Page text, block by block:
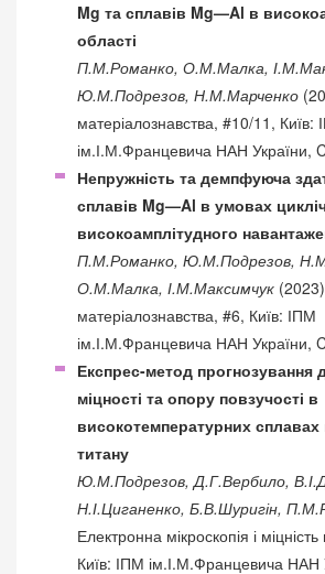
Mg та сплавів Mg—Al в
області
П.М.Романко, О.М.Малка,
Ю.М.Подрезов, Н.М.Марченко
матеріалознавства, #10/11, Київ:
ім.І.М.Францевича НАН України,
Непружність та демпфуюча
сплавів Mg—Al в умовах
високоамплітудного
П.М.Романко, Ю.М.Подрезов,
О.М.Малка, І.М.Максимчук
матеріалознавства, #6, Київ: ІПМ
ім.І.М.Францевича НАН України,
Експрес-метод прогнозування
міцності та опору повзучості в
високотемпературних сплавах
титану
Ю.М.Подрезов, Д.Г.Вербило,
Н.І.Циганенко, Б.В.Шуригін,
Електронна мікроскопія і
Київ: ІПМ ім.І.М.Францевича НАН